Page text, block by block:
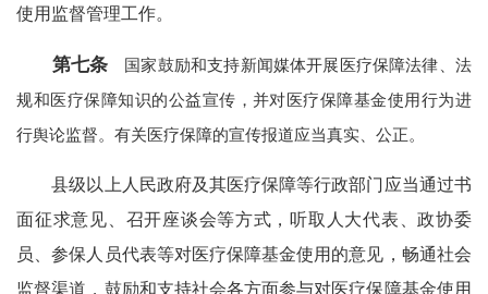
使用监督管理工作。
第七条 国家鼓励和支持新闻媒体开展医疗保障法律、法
规和医疗保障知识的公益宣传，并对医疗保障基金使用行为进
行舆论监督。有关医疗保障的宣传报道应当真实、公正。
县级以上人民政府及其医疗保障等行政部门应当通过书
面征求意见、召开座谈会等方式，听取人大代表、政协委
员、参保人员代表等对医疗保障基金使用的意见，畅通社会
监督渠道，鼓励和支持社会各方面参与对医疗保障基金使用